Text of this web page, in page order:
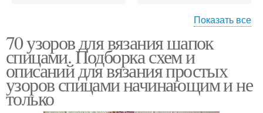
Спицы для шапок Ажурная шапка
Вязаная шапка
Показать все
70 узоров для вязания шапок
спицами. Подборка схем и
описаний для вязания простых
узоров спицами начинающим и не
только